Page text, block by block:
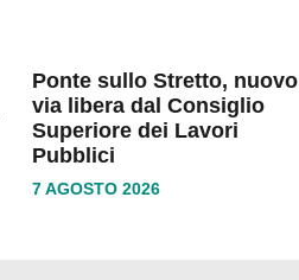
Ponte sullo Stretto, nuovo
via libera dal Consiglio
Superiore dei Lavori
Pubblici
7 AGOSTO 2026